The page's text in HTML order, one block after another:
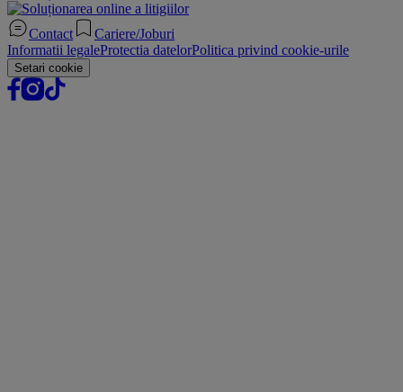
Contact
Cariere/Joburi
Informatii legaleProtectia datelorPolitica privind cookie-urile
Setari cookie